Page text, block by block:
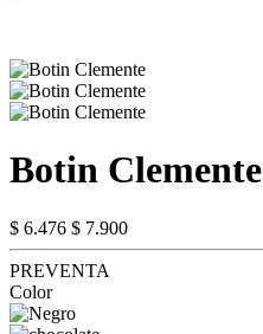
Botin Clemente
$ 6.476 $ 7.900
PREVENTA
Color